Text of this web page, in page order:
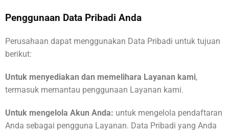
Penggunaan Data Pribadi Anda
Perusahaan dapat menggunakan Data Pribadi untuk tujuan
berikut:
Untuk menyediakan dan memelihara Layanan kami,
termasuk memantau penggunaan Layanan kami.
Untuk mengelola Akun Anda: untuk mengelola pendaftaran
Anda sebagai pengguna Layanan. Data Pribadi yang Anda